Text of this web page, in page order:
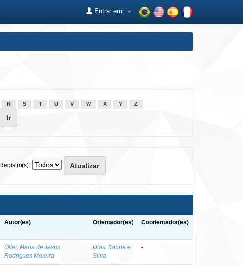
Entrar em:
R S T U V W X Y Z
Registro(s):
Autor(es) Orientador(es) Coorientador(es)
Oller, Maria de Jesus
Rodrigues Moreira
Dias, Karina e
Silva
-